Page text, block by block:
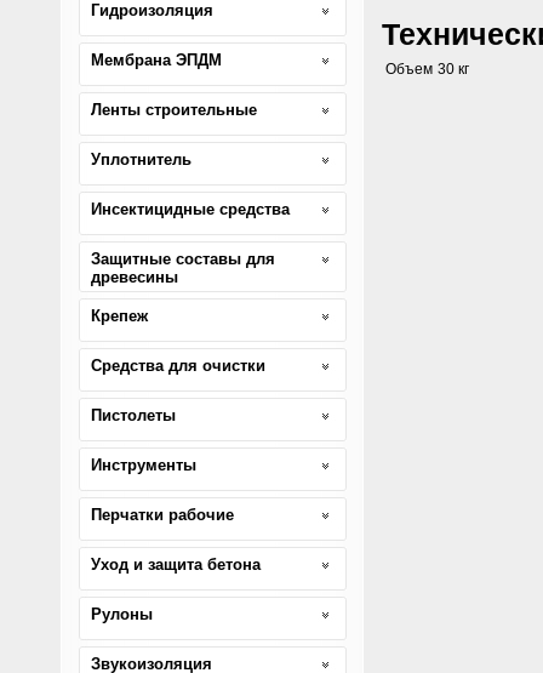
Объем 30 кг
Гидроизоляция
Мембрана ЭПДМ
Ленты строительные
Уплотнитель
Инсектицидные средства
Защитные составы для
древесины
Крепеж
Средства для очистки
Пистолеты
Инструменты
Перчатки рабочие
Уход и защита бетона
Рулоны
Звукоизоляция